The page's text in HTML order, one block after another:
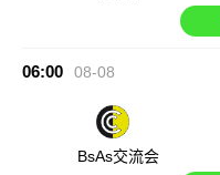
06:00 08-08
BsAs交流会